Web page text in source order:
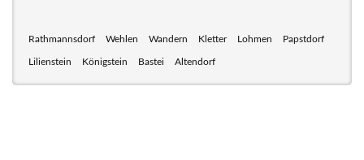
Rathmannsdorf Wehlen Wandern Kletter Lohmen Papstdorf
Lilienstein Königstein Bastei Altendorf